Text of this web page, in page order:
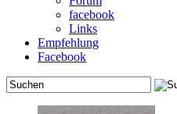
facebook
Links
Empfehlung
Facebook